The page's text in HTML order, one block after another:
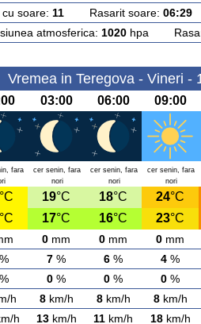
cu soare: 11 Rasarit soare: 06:29
atmosferica: 1020hpa
Vremea in Teregova - Vineri -
03:00 06:00 09:00
fara
cer senin, fara
nori
cer senin, fara
nori
cer senin, fara
nori
°C 19°C 18°C 24°C
°C 17°C 16°C 23°C
0 mm 0 mm 0 mm
% 7 % 6 % 4 %
% 0 % 0 % 0 %
h 8km/h 8km/h 8km/h
h 13km/h 11 km/h 18km/h